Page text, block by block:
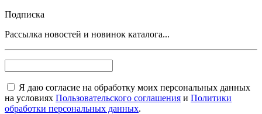
Подписка
Рассылка новостей и новинок каталога...
Я даю согласие на обработку моих персональных данных
на условиях Пользовательского соглашения и Политики
обработки персональных данных.